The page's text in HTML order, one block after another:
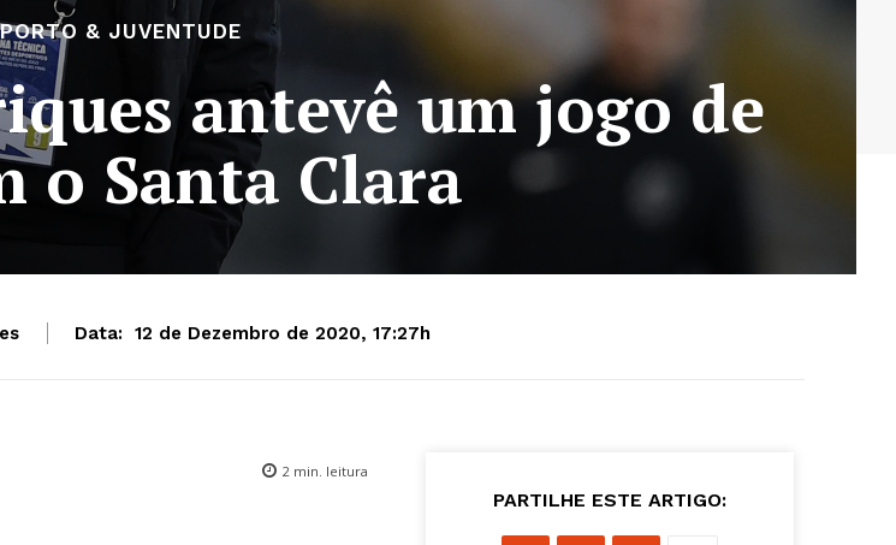
& JUVENTUDE
antevê um jogo de
o Santa Clara
Data: 12 de Dezembro de 2020, 17:27h
2min. leitura
PARTILHE ESTE ARTIGO: